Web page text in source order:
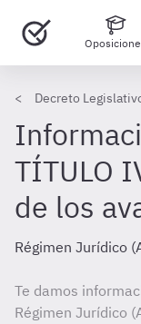
Decreto
TÍTULO
de los
Régimen Jurídico
Te damos
Régimen Jurídico